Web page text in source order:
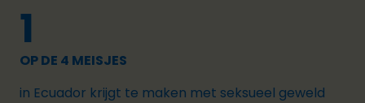
1
OP DE 4 MEISJES
in Ecuador krijgt te maken met seksueel geweld